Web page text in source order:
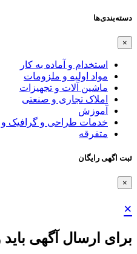
دسته‌بندی‌ها
×
استخدام و آماده به کار
مواد اولیه و ملزومات
ماشین آلات و تجهیزات
املاک تجاری و صنعتی
آموزش
خدمات طراحی و گرافیک
متفرقه
ثبت اگهی رایگان
×
×
برای ارسال آگهی